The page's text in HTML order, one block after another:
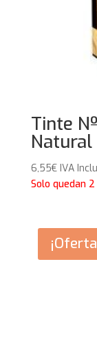
Tinte
Natural
6,55€ IVA
Solo quedan